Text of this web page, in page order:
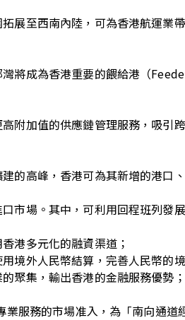
展至西南內陸，可為香港航運業
將成為香港重要的餵給港（
附加值的供應鏈管理服務，吸引
的高峰，香港可為其新增的港口
市場。其中，可利用回程班列發
港多元化的融資渠道；
境外人民幣結算，完善人民幣的
聚集，輸出香港的金融服務優勢；
服務的市場准入，為「南向通